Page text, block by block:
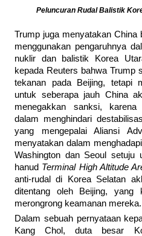
Peluncuran Rudal Balistik
Trump juga menyatakan China
menggunakan pengaruhnya
nuklir dan balistik Korea
kepada Reuters bahwa Trump
tekanan pada Beijing, tetapi
untuk seberapa jauh China
menegakkan sanksi,
dalam menghindari
yang mengepalai Aliansi
menyatakan dalam
Washington dan Seoul setuju
hanud Terminal High Altitude
anti-rudal di Korea Selatan
ditentang oleh Beijing, yang
merongrong keamanan mereka.
Dalam sebuah pernyataan
Kang Chol, duta besar